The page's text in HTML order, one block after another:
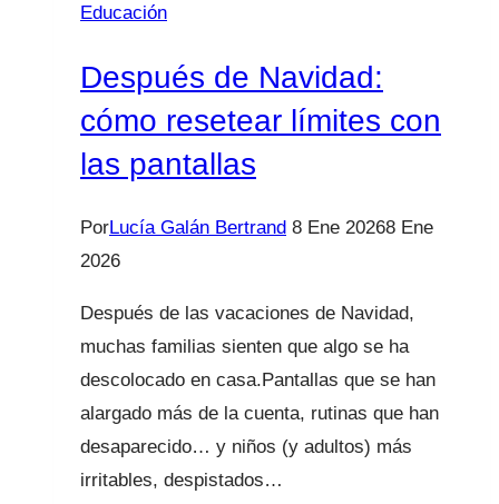
Educación
Después de Navidad:
cómo resetear límites con
las pantallas
PorLucía Galán Bertrand 8 Ene 20268 Ene
2026
Después de las vacaciones de Navidad,
muchas familias sienten que algo se ha
descolocado en casa.Pantallas que se han
alargado más de la cuenta, rutinas que han
desaparecido… y niños (y adultos) más
irritables, despistados…